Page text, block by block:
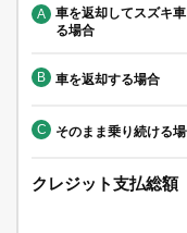
A
車を返却してスズキ
る場合
B 車を返却する場合
C そのまま乗り続ける
クレジット支払総額